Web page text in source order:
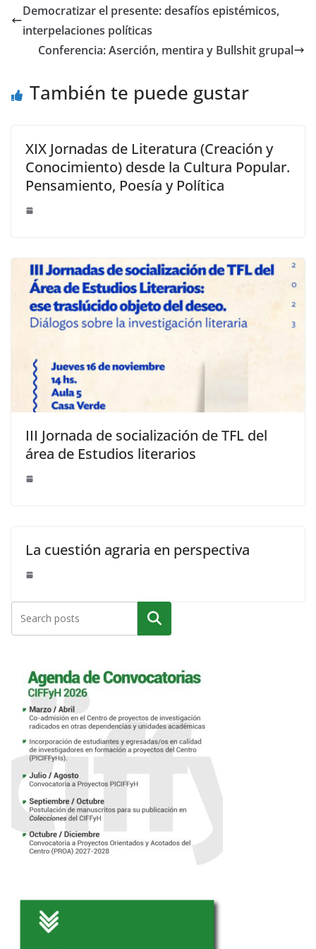
e e
n
Democratizar el presente: desafíos epistémicos,
interpelaciones políticas
Conferencia: Aserción, mentira y Bullshit grupal
También te puede gustar
XIX Jornadas de Literatura (Creación y
Conocimiento) desde la Cultura Popular.
Pensamiento, Poesía y Política
III Jornada de socialización de TFL del
área de Estudios literarios
La cuestión agraria en perspectiva
Buscar